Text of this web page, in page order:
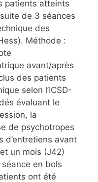
patients atteints
de 3 séances
des
Méthode :
avant/après
des patients
selon l’ICSD-
évaluant le
la
de psychotropes
d’entretiens avant
un mois (J42)
en bols
ont été